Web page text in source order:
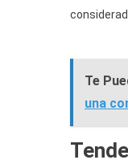
Te
una